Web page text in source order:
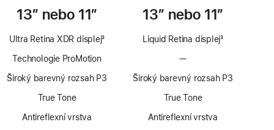
13″ nebo 11″
Ultra Retina XDR displej3
Technologie ProMotion
Široký barevný rozsah P3
True Tone
Antireflexní vrstva
13″ nebo 11″
Liquid Retina displej3
—Bez
ProMotion
Široký barevný rozsah P3
True Tone
Antireflexní vrstva